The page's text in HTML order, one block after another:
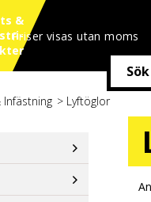
&
Priser visas utan moms
Infästning / Lyftöglor